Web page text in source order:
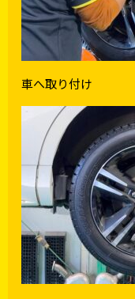
車へ取り付け